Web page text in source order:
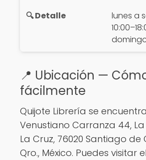
lunes a
📍 Ubicación —
fácilmente
Quijote Librería se
Venustiano Carranza 44,
La Cruz, 76020 Santiago de
Qro., México. Puedes visitar